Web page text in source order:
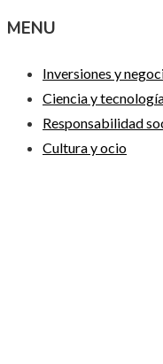
MENU
Inversiones y
Ciencia y
Responsabilidad
Cultura y ocio